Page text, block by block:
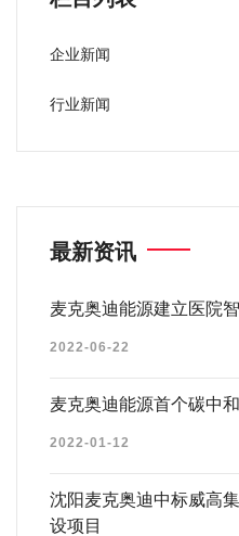
企业新闻
行业新闻
最新资讯
麦克奥迪能源建立医院
2022-06-22
麦克奥迪能源首个碳中
2022-01-12
沈阳麦克奥迪中标威高
设项目